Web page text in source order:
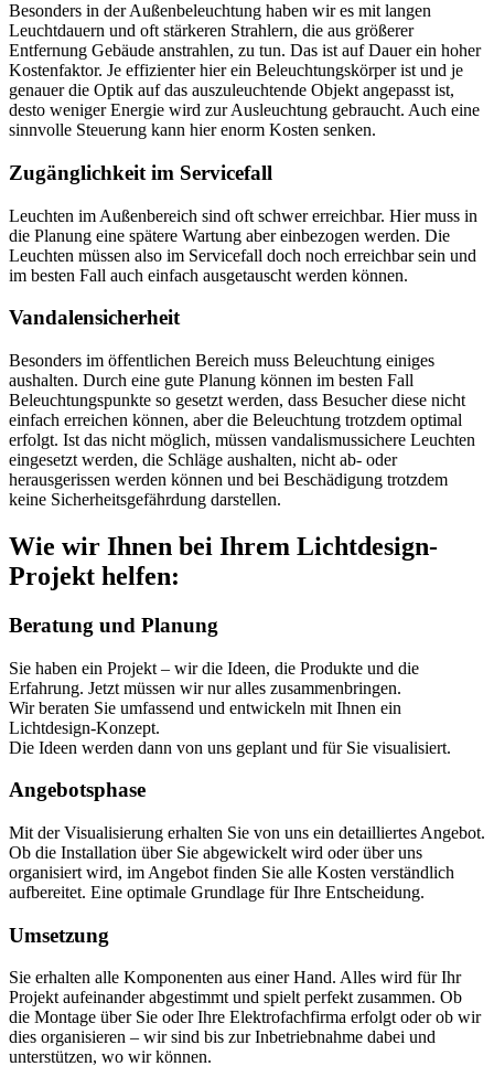
Besonders in der Außenbeleuchtung haben wir es mit langen
Leuchtdauern und oft stärkeren Strahlern, die aus größerer
Entfernung Gebäude anstrahlen, zu tun. Das ist auf Dauer ein hoher
Kostenfaktor. Je effizienter hier ein Beleuchtungskörper ist und je
genauer die Optik auf das auszuleuchtende Objekt angepasst ist,
desto weniger Energie wird zur Ausleuchtung gebraucht. Auch eine
sinnvolle Steuerung kann hier enorm Kosten senken.
Zugänglichkeit im Servicefall
Leuchten im Außenbereich sind oft schwer erreichbar. Hier muss in
die Planung eine spätere Wartung aber einbezogen werden. Die
Leuchten müssen also im Servicefall doch noch erreichbar sein und
im besten Fall auch einfach ausgetauscht werden können.
Vandalensicherheit
Besonders im öffentlichen Bereich muss Beleuchtung einiges
aushalten. Durch eine gute Planung können im besten Fall
Beleuchtungspunkte so gesetzt werden, dass Besucher diese nicht
einfach erreichen können, aber die Beleuchtung trotzdem optimal
erfolgt. Ist das nicht möglich, müssen vandalismussichere Leuchten
eingesetzt werden, die Schläge aushalten, nicht ab- oder
herausgerissen werden können und bei Beschädigung trotzdem
keine Sicherheitsgefährdung darstellen.
Wie wir Ihnen bei Ihrem Lichtdesign-
Projekt helfen:
Beratung und Planung
Sie haben ein Projekt – wir die Ideen, die Produkte und die
Erfahrung. Jetzt müssen wir nur alles zusammenbringen.
Wir beraten Sie umfassend und entwickeln mit Ihnen ein
Lichtdesign-Konzept.
Die Ideen werden dann von uns geplant und für Sie visualisiert.
Angebotsphase
Mit der Visualisierung erhalten Sie von uns ein detailliertes Angebot.
Ob die Installation über Sie abgewickelt wird oder über uns
organisiert wird, im Angebot finden Sie alle Kosten verständlich
aufbereitet. Eine optimale Grundlage für Ihre Entscheidung.
Umsetzung
Sie erhalten alle Komponenten aus einer Hand. Alles wird für Ihr
Projekt aufeinander abgestimmt und spielt perfekt zusammen. Ob
die Montage über Sie oder Ihre Elektrofachfirma erfolgt oder ob wir
dies organisieren – wir sind bis zur Inbetriebnahme dabei und
unterstützen, wo wir können.